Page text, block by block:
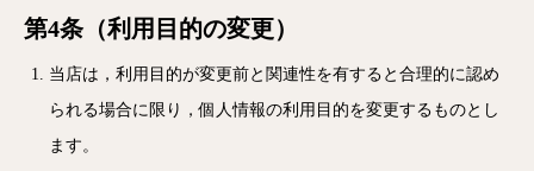
第4条（利用目的の変更）
当店は，利用目的が変更前と関連性を有すると合理的に認め
られる場合に限り，個人情報の利用目的を変更するものとし
ます。